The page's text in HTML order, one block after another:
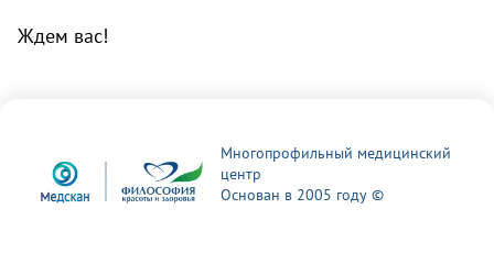
Ждем вас!
Многопрофильный медицинский
центр
Основан в 2005 году ©